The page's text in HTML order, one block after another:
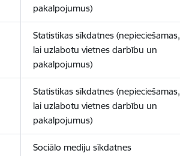
pakalpojumus)
Statistikas sīkdatnes (nepieciešamas,
lai uzlabotu vietnes darbību un
pakalpojumus)
Statistikas sīkdatnes (nepieciešamas,
lai uzlabotu vietnes darbību un
pakalpojumus)
Sociālo mediju sīkdatnes